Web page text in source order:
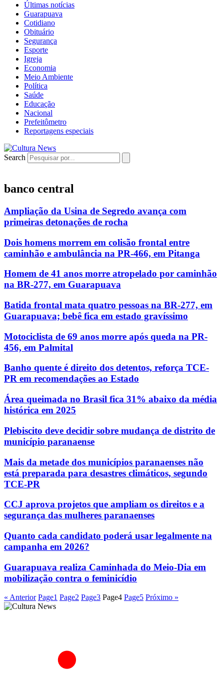
Últimas notícias
Guarapuava
Cotidiano
Obituário
Segurança
Esporte
Igreja
Economia
Meio Ambiente
Política
Saúde
Educação
Nacional
Prefeitômetro
Reportagens especiais
Search
banco central
Ampliação da Usina de Segredo avança com
primeiras detonações de rocha
Dois homens morrem em colisão frontal entre
caminhão e ambulância na PR-466, em Pitanga
Homem de 41 anos morre atropelado por caminhão
na BR-277, em Guarapuava
Batida frontal mata quatro pessoas na BR-277, em
Guarapuava; bebê fica em estado gravíssimo
Motociclista de 69 anos morre após queda na PR-
456, em Palmital
Banho quente é direito dos detentos, reforça TCE-
PR em recomendações ao Estado
Área queimada no Brasil fica 31% abaixo da média
histórica em 2025
Plebiscito deve decidir sobre mudança de distrito de
município paranaense
Mais da metade dos municípios paranaenses não
está preparada para desastres climáticos, segundo
TCE-PR
CCJ aprova projetos que ampliam os direitos e a
segurança das mulheres paranaenses
Quanto cada candidato poderá usar legalmente na
campanha em 2026?
Guarapuava realiza Caminhada do Meio-Dia em
mobilização contra o feminicídio
« Anterior Page1 Page2 Page3 Page4 Page5 Próximo »